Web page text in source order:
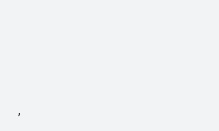
,